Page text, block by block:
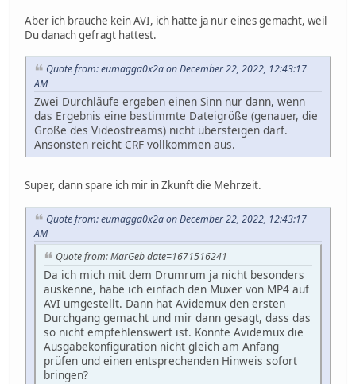
Aber ich brauche kein AVI, ich hatte ja nur eines gemacht, weil
Du danach gefragt hattest.
Quote from: eumagga0x2a on December 22, 2022, 12:43:17
AM
Zwei Durchläufe ergeben einen Sinn nur dann, wenn
das Ergebnis eine bestimmte Dateigröße (genauer, die
Größe des Videostreams) nicht übersteigen darf.
Ansonsten reicht CRF vollkommen aus.
Super, dann spare ich mir in Zkunft die Mehrzeit.
Quote from: eumagga0x2a on December 22, 2022, 12:43:17
AM
Quote from: MarGeb date=1671516241
Da ich mich mit dem Drumrum ja nicht besonders
auskenne, habe ich einfach den Muxer von MP4 auf
AVI umgestellt. Dann hat Avidemux den ersten
Durchgang gemacht und mir dann gesagt, dass das
so nicht empfehlenswert ist. Könnte Avidemux die
Ausgabekonfiguration nicht gleich am Anfang
prüfen und einen entsprechenden Hinweis sofort
bringen?